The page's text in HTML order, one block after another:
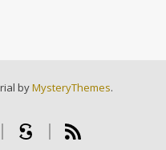
byMysteryThemes.